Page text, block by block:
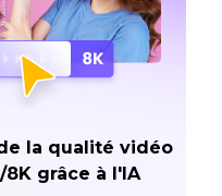
la qualité vidéo
grâce à l'IA